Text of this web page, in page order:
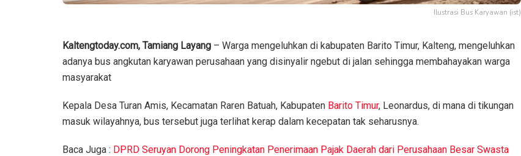
Ilustrasi Bus Karyawan (ist)
Kaltengtoday.com, Tamiang Layang – Warga mengeluhkan di kabupaten Barito Timur, Kalteng, mengeluhkan
adanya bus angkutan karyawan perusahaan yang disinyalir ngebut di jalan sehingga membahayakan warga
masyarakat
Kepala Desa Turan Amis, Kecamatan Raren Batuah, Kabupaten Barito Timur, Leonardus, di mana di tikungan
masuk wilayahnya, bus tersebut juga terlihat kerap dalam kecepatan tak seharusnya.
Baca Juga : DPRD Seruyan Dorong Peningkatan Penerimaan Pajak Daerah dari Perusahaan Besar Swasta